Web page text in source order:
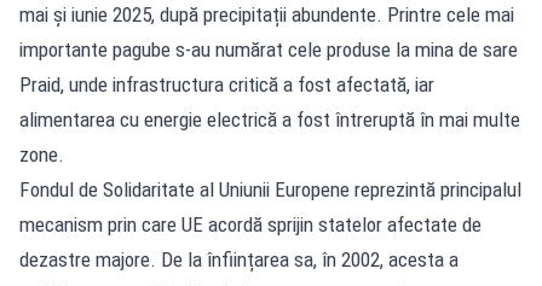
mai și iunie 2025, după precipitații abundente. Printre cele mai
importante pagube s-au numărat cele produse la mina de sare
Praid, unde infrastructura critică a fost afectată, iar
alimentarea cu energie electrică a fost întreruptă în mai multe
zone.
Fondul de Solidaritate al Uniunii Europene reprezintă principalul
mecanism prin care UE acordă sprijin statelor afectate de
dezastre majore. De la înființarea sa, în 2002, acesta a